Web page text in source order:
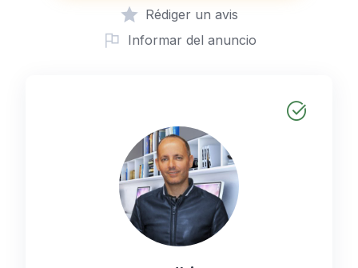
Rédiger un avis
Informar del anuncio